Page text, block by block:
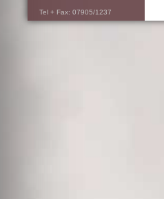
Tel + Fax: 07905/1237